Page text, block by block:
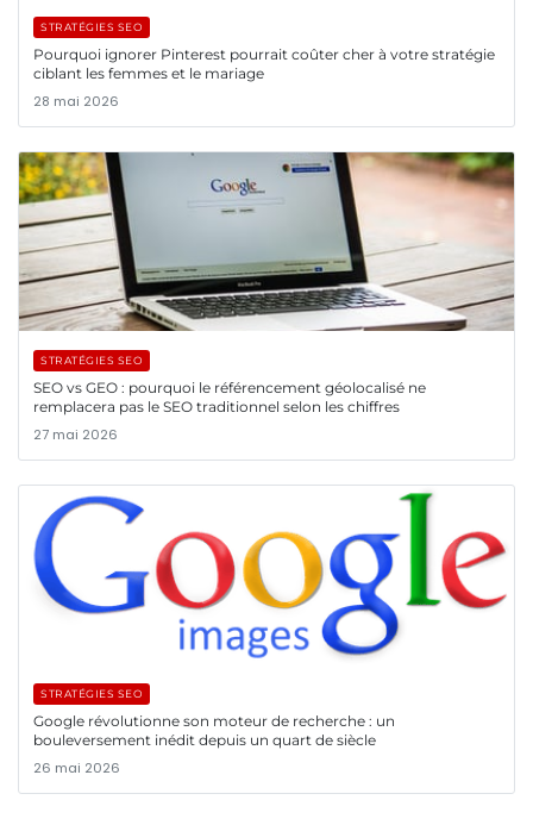
STRATÉGIES SEO
Pourquoi ignorer Pinterest pourrait coûter cher à votre stratégie
ciblant les femmes et le mariage
28 mai 2026
STRATÉGIES SEO
SEO vs GEO : pourquoi le référencement géolocalisé ne
remplacera pas le SEO traditionnel selon les chiffres
27 mai 2026
STRATÉGIES SEO
Google révolutionne son moteur de recherche : un
bouleversement inédit depuis un quart de siècle
26 mai 2026